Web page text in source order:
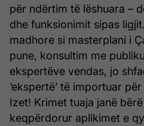
për ndërtim të lëshuara –
dhe funksionimit sipas
madhore si masterplani i
pune, konsultim me
ekspertëve vendas, jo
‘ekspertë’ të importuar
Izet! Krimet tuaja janë
keqpërdorur aplikimet e